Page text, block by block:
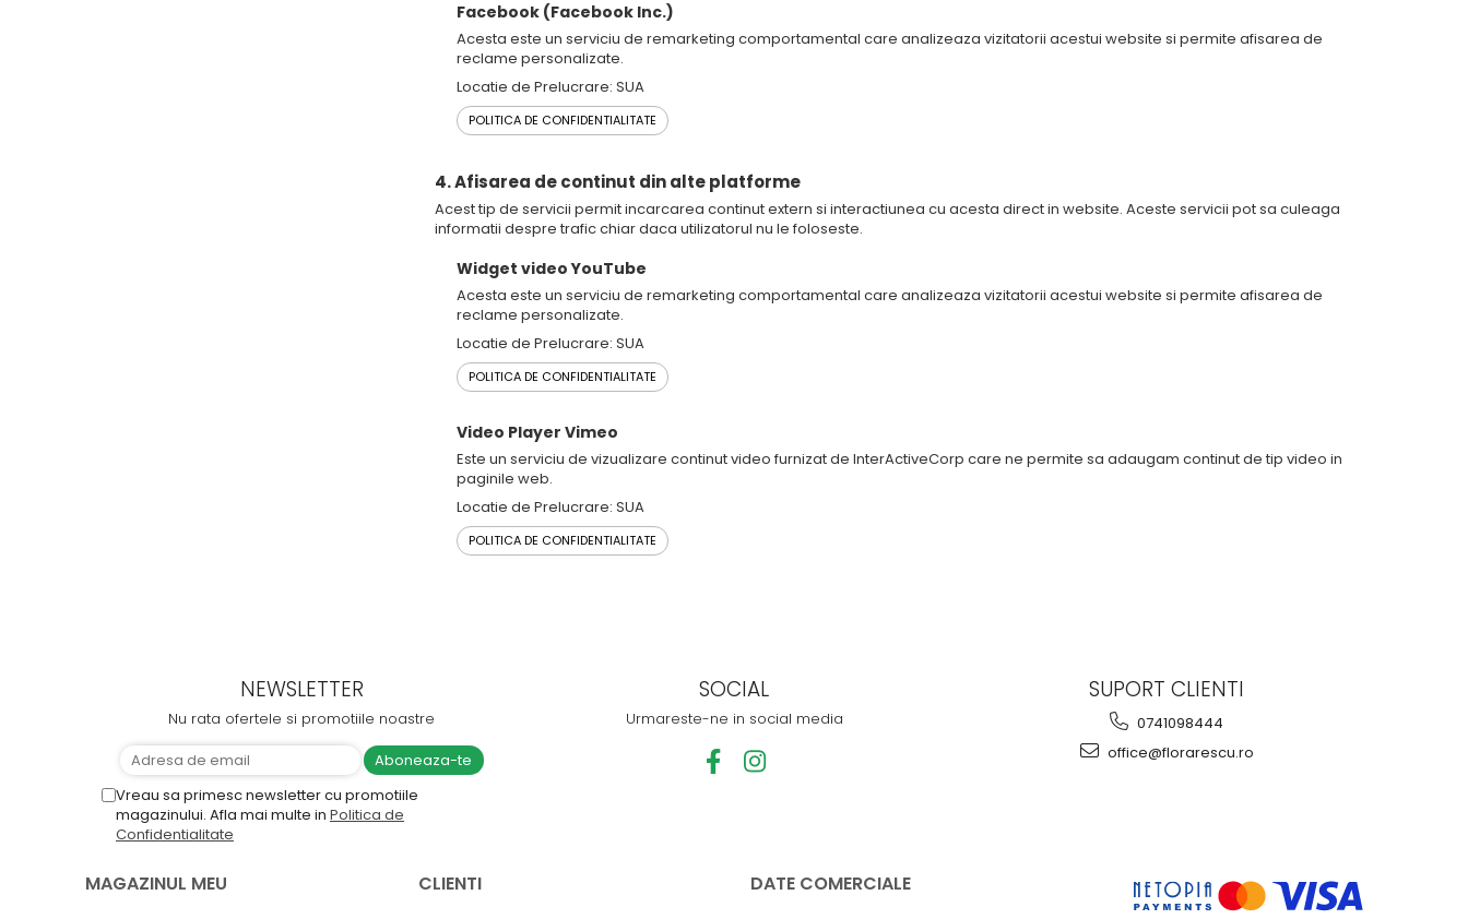
Facebook (Facebook Inc.)
Acesta este un serviciu de remarketing comportamental care analizeaza vizitatorii acestui website si permite afisarea de
reclame personalizate.
Locatie de Prelucrare: SUA
POLITICA DE CONFIDENTIALITATE
4. Afisarea de continut din alte platforme
Acest tip de servicii permit incarcarea continut extern si interactiunea cu acesta direct in website. Aceste servicii pot sa culeaga
informatii despre trafic chiar daca utilizatorul nu le foloseste.
Widget video YouTube
Acesta este un serviciu de remarketing comportamental care analizeaza vizitatorii acestui website si permite afisarea de
reclame personalizate.
Locatie de Prelucrare: SUA
POLITICA DE CONFIDENTIALITATE
Video Player Vimeo
Este un serviciu de vizualizare continut video furnizat de InterActiveCorp care ne permite sa adaugam continut de tip video in
paginile web.
Locatie de Prelucrare: SUA
POLITICA DE CONFIDENTIALITATE
NEWSLETTER
Nu rata ofertele si promotiile noastre
Vreau sa primesc newsletter cu promotiile
magazinului. Afla mai multe in Politica de
Confidentialitate
SOCIAL
Urmareste-ne in social media
SUPORT CLIENTI
0741098444
office@florarescu.ro
MAGAZINUL MEU CLIENTI DATE COMERCIALE